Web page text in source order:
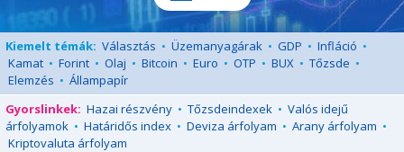
Kiemelt témák: Választás • Üzemanyagárak • GDP • Infláció •
Kamat • Forint • Olaj • Bitcoin • Euro • OTP • BUX • Tőzsde •
Elemzés • Állampapír
Gyorslinkek: Hazai részvény • Tőzsdeindexek • Valós idejű
árfolyamok • Határidős index • Deviza árfolyam • Arany árfolyam •
Kriptovaluta árfolyam